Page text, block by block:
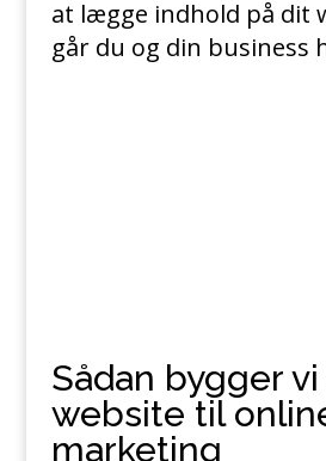
at lægge indhold på dit
går du og din business
Sådan bygger vi
website til
marketing